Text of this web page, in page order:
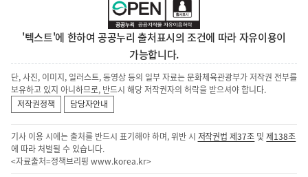
'텍스트'에 한하여 공공누리 출처표시의 조건에 따라 자유이용이
가능합니다.
단, 사진, 이미지, 일러스트, 동영상 등의 일부 자료는 문화체육관광부가 저작권 전부를
보유하고 있지 아니하므로, 반드시 해당 저작권자의 허락을 받으셔야 합니다.
저작권정책
담당자안내
기사 이용 시에는 출처를 반드시 표기해야 하며, 위반 시 저작권법 제37조 및제138조
에 따라 처벌될 수 있습니다.
<자료출처=정책브리핑 www.korea.kr>